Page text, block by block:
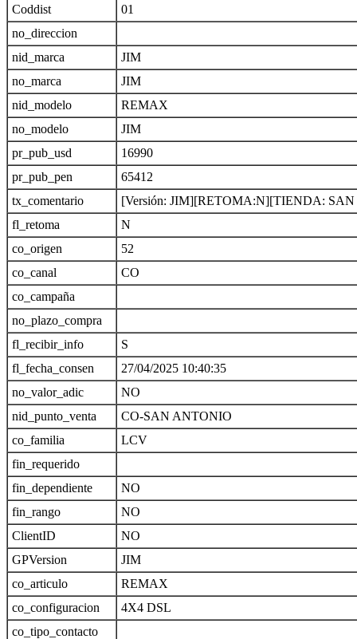
Coddist
01
no_direccion
nid_marca
JIM
no_marca
JIM
nid_modelo
REMAX
no_modelo
JIM
pr_pub_usd
16990
pr_pub_pen
65412
tx_comentario
[Versión: JIM][RETOMA:N][TIENDA:
fl_retoma
N
co_origen
52
co_canal
CO
co_campaña
no_plazo_compra
fl_recibir_info
S
fl_fecha_consen
27/04/2025 10:40:35
no_valor_adic
NO
nid_punto_venta
CO-SAN ANTONIO
co_familia
LCV
fin_requerido
fin_dependiente
NO
fin_rango
NO
ClientID
NO
GPVersion
JIM
co_articulo
REMAX
co_configuracion
4X4 DSL
co_tipo_contacto